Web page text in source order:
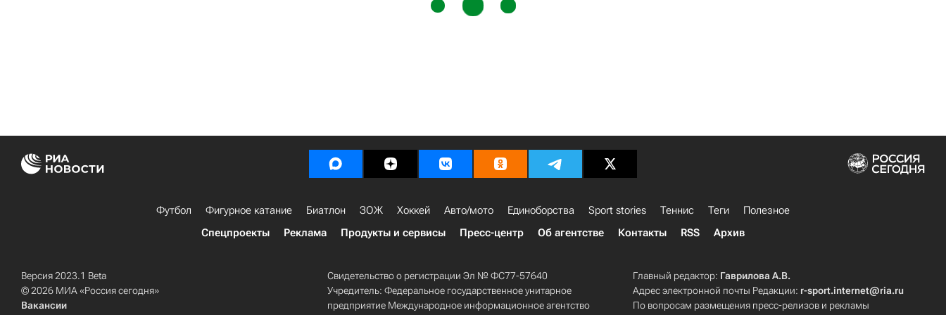
Футбол Фигурное катание Биатлон ЗОЖ Хоккей Авто/мото Единоборства Sport stories Теннис Теги
Полезное
Спецпроекты
Реклама Продукты и сервисы Пресс-центр Об агентстве Контакты RSS Архив
Версия 2023.1 Beta
© 2026 МИА «Россия сегодня»
Вакансии
Свидетельство о регистрации Эл № ФС77-57640
Учредитель: Федеральное государственное унитарное
предприятие Международное информационное агентство
Главный редактор: Гаврилова А.В.
Адрес электронной почты Редакции: r-sport.internet@ria.ru
По вопросам размещения пресс-релизов и рекламы